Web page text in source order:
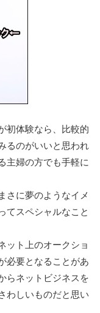
初体験なら、比較的
るのがいいと思われ
主婦の方でも手軽に
さに夢のようなイメ
てスペシャルなこと
ット上のオークショ
必要となることがあ
らネットビジネスを
わしいものだと思い